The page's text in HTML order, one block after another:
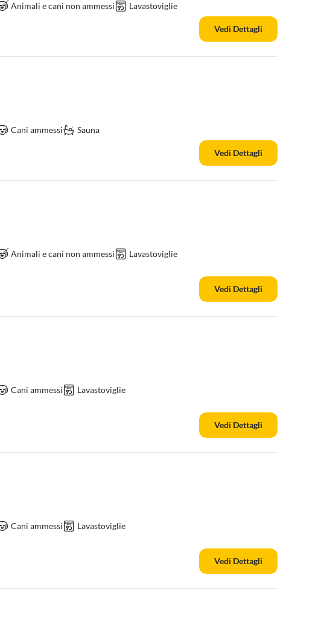
Animali e cani non ammessi Lavastoviglie
Vedi Dettagli
Cani ammessi Sauna
Vedi Dettagli
Animali e cani non ammessi Lavastoviglie
Vedi Dettagli
Cani ammessi Lavastoviglie
Vedi Dettagli
Cani ammessi Lavastoviglie
Vedi Dettagli